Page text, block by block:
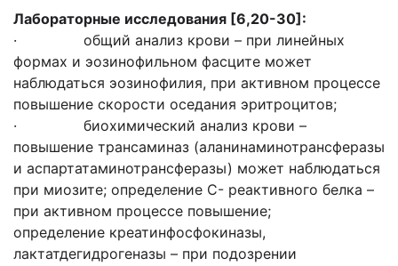
Лабораторные исследования [6,20-30]:
· общий анализ крови – при линейных
формах и эозинофильном фасците может
наблюдаться эозинофилия, при активном процессе
повышение скорости оседания эритроцитов;
· биохимический анализ крови –
повышение трансаминаз (аланинаминотрансферазы
и аспартатаминотрансферазы) может наблюдаться
при миозите; определение С- реактивного белка –
при активном процессе повышение;
определение креатинфосфокиназы,
лактатдегидрогеназы – при подозрении